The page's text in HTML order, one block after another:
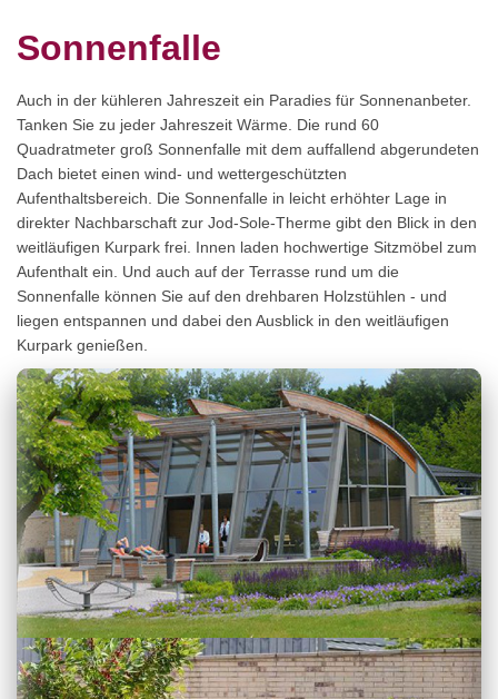
Sonnenfalle
Auch in der kühleren Jahreszeit ein Paradies für Sonnenanbeter.
Tanken Sie zu jeder Jahreszeit Wärme. Die rund 60
Quadratmeter groß Sonnenfalle mit dem auffallend abgerundeten
Dach bietet einen wind- und wettergeschützten
Aufenthaltsbereich. Die Sonnenfalle in leicht erhöhter Lage in
direkter Nachbarschaft zur Jod-Sole-Therme gibt den Blick in den
weitläufigen Kurpark frei. Innen laden hochwertige Sitzmöbel zum
Aufenthalt ein. Und auch auf der Terrasse rund um die
Sonnenfalle können Sie auf den drehbaren Holzstühlen - und
liegen entspannen und dabei den Ausblick in den weitläufigen
Kurpark genießen.